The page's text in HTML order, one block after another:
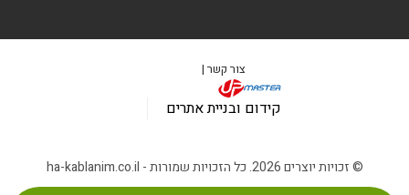
צור קשר |
קידום ובניית אתרים
© זכויות יוצרים 2026. כל הזכויות שמורות - ha-kablanim.co.il